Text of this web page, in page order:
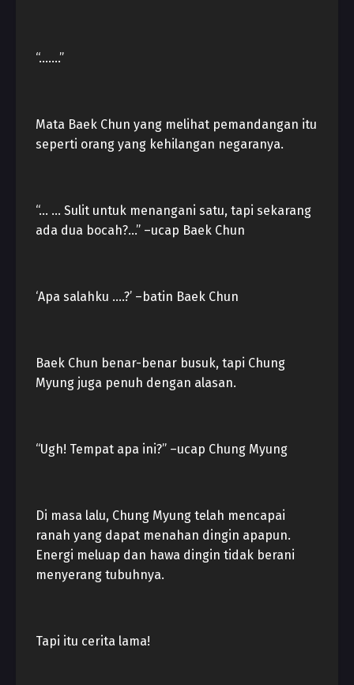
“…….”
Mata Baek Chun yang melihat pemandangan itu
seperti orang yang kehilangan negaranya.
“… … Sulit untuk menangani satu, tapi sekarang
ada dua bocah?…” –ucap Baek Chun
‘Apa salahku ….?’ –batin Baek Chun
Baek Chun benar-benar busuk, tapi Chung
Myung juga penuh dengan alasan.
“Ugh! Tempat apa ini?” –ucap Chung Myung
Di masa lalu, Chung Myung telah mencapai
ranah yang dapat menahan dingin apapun.
Energi meluap dan hawa dingin tidak berani
menyerang tubuhnya.
Tapi itu cerita lama!